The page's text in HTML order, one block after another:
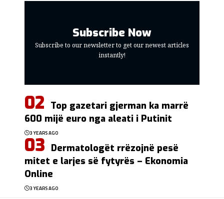
Subscribe Now
Subscribe to our newsletter to get our newest articles
instantly!
Top gazetari gjerman ka marrë
600 mijë euro nga aleati i Putinit
3 YEARS AGO
Dermatologët rrëzojnë pesë
mitet e larjes së fytyrës – Ekonomia
Online
3 YEARS AGO